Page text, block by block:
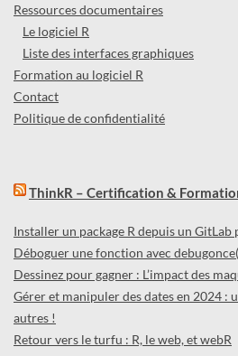
Ressources documentaires
Le logiciel R
Liste des interfaces graphiques
Formation au logiciel R
Contact
Politique de confidentialité
ThinkR – Certification &
Installer un package R depuis un
Déboguer une fonction avec
Dessinez pour gagner : L’impact des
Gérer et manipuler des dates en 2024 :
autres !
Retour vers le turfu : R, le web, et webR